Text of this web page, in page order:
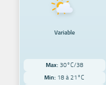
Variable
Max: 30°C/38
Min: 18 à 21°C